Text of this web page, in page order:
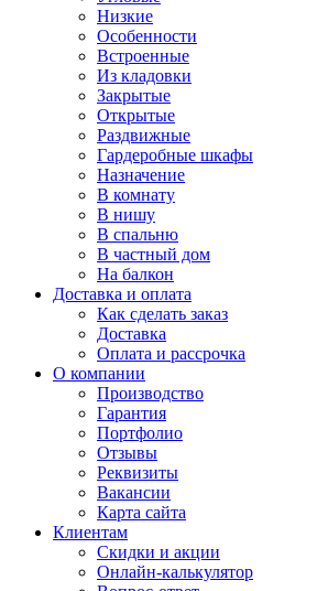
Низкие
Особенности
Встроенные
Из кладовки
Закрытые
Открытые
Раздвижные
Гардеробные шкафы
Назначение
В комнату
В нишу
В спальню
В частный дом
На балкон
Доставка и оплата
Как сделать заказ
Доставка
Оплата и рассрочка
О компании
Производство
Гарантия
Портфолио
Отзывы
Реквизиты
Вакансии
Карта сайта
Клиентам
Скидки и акции
Онлайн-калькулятор